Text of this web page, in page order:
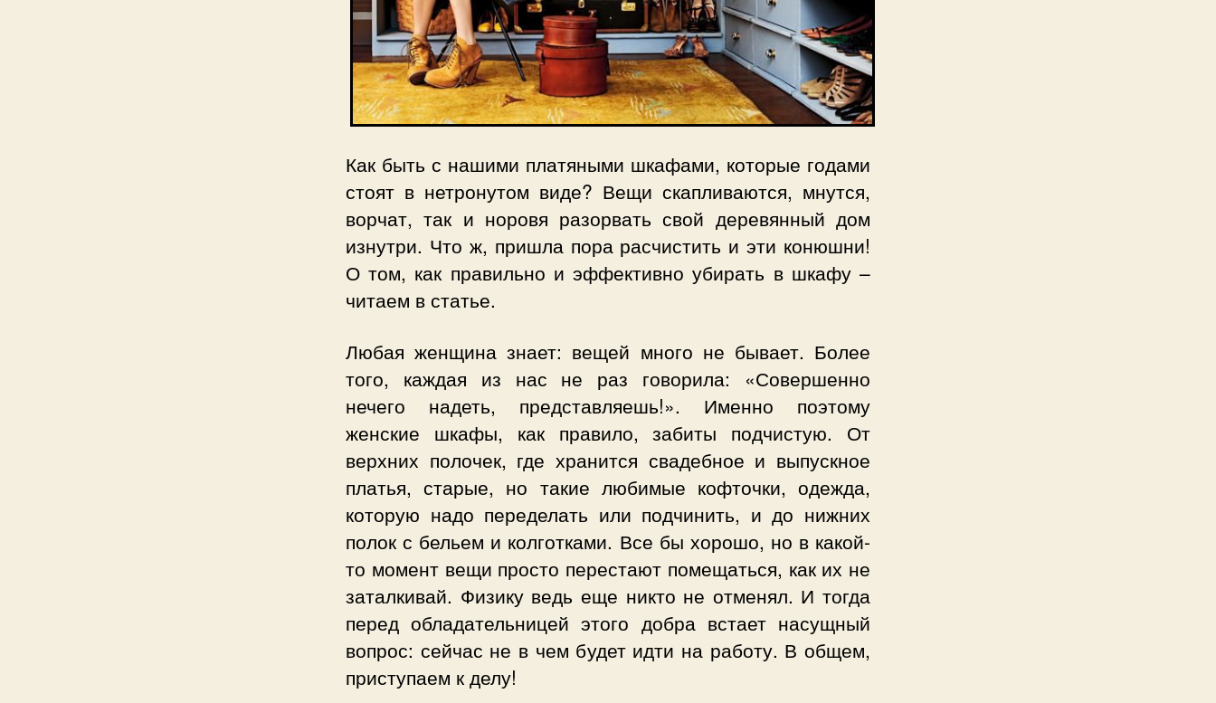
Как быть с нашими платяными шкафами, которые годами
стоят в нетронутом виде? Вещи скапливаются, мнутся,
ворчат, так и норовя разорвать свой деревянный дом
изнутри. Что ж, пришла пора расчистить и эти конюшни!
О том, как правильно и эффективно убирать в шкафу –
читаем в статье.
Любая женщина знает: вещей много не бывает. Более
того, каждая из нас не раз говорила: «Совершенно
нечего надеть, представляешь!». Именно поэтому
женские шкафы, как правило, забиты подчистую. От
верхних полочек, где хранится свадебное и выпускное
платья, старые, но такие любимые кофточки, одежда,
которую надо переделать или подчинить, и до нижних
полок с бельем и колготками. Все бы хорошо, но в какой-
то момент вещи просто перестают помещаться, как их не
заталкивай. Физику ведь еще никто не отменял. И тогда
перед обладательницей этого добра встает насущный
вопрос: сейчас не в чем будет идти на работу. В общем,
приступаем к делу!